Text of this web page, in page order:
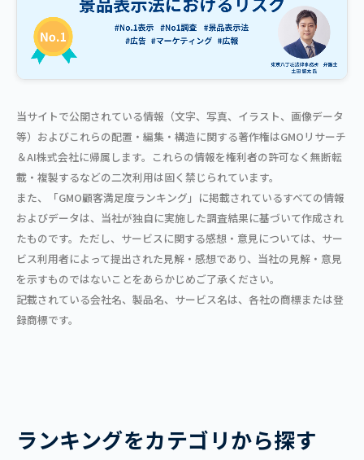
当サイトで公開されている情報（文字、写真、イラスト、画像データ
等）およびこれらの配置・編集・構造に関する著作権はGMOリサーチ
＆AI株式会社に帰属します。これらの情報を権利者の許可なく無断転
載・複製するなどの二次利用は固く禁じられています。
また、「GMO顧客満足度ランキング」に掲載されているすべての情報
およびデータは、当社が独自に実施した調査結果に基づいて作成され
たものです。ただし、サービスに関する感想・意見については、サー
ビス利用者によって提出された見解・感想であり、当社の見解・意見
を示すものではないことをあらかじめご了承ください。
記載されている会社名、製品名、サービス名は、各社の商標または登
録商標です。
ランキングをカテゴリから探す